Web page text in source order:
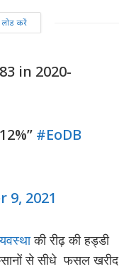
करें
in 2020-
#EoDB
9, 2021
की रीढ़ की हड्डी
से सीधे फसल खरीद